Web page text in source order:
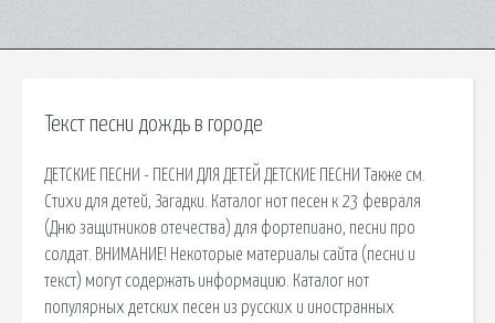
Текст песни дождь в городе
ДЕТСКИЕ ПЕСНИ - ПЕСНИ ДЛЯ ДЕТЕЙ ДЕТСКИЕ ПЕСНИ Также см.
Стихи для детей, Загадки. Каталог нот песен к 23 февраля
(Дню защитников отечества) для фортепиано, песни про
солдат. ВНИМАНИЕ! Некоторые материалы сайта (песни и
текст) могут содержать информацию. Каталог нот
популярных детских песен из русских и иностранных